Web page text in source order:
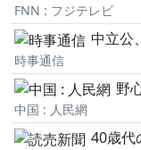
FNN : フジテレビ
中立公、
時事通信
野
中国 : 人民網
40歳代の幹部